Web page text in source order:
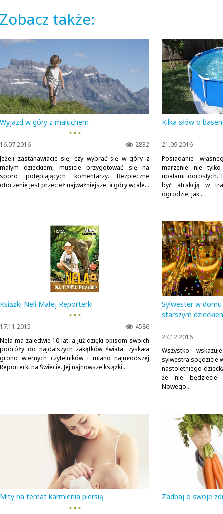
Zobacz także:
Wyjazd w góry z maluchem
▪ ▪ ▪
2832
16.07.2016
Jeżeli zastanawiacie się, czy wybrać się w góry z
małym dzieckiem, musicie przygotować się na
sporo potępiających komentarzy. Bezpieczne
otoczenie jest przecież najważniejsze, a góry wcale...
Kilka słów o
21.09.2016
Posiadanie
marzenie nie
upałami
być atrakcją w
ogrodzie, jak...
Książki Neli Małej Reporterki
▪ ▪ ▪
4586
17.11.2015
Nela ma zaledwie 10 lat, a już dzięki opisom swoich
podróży do najdalszych zakątków świata, zyskała
grono wiernych czytelników i miano najmłodszej
Reporterki na Świecie. Jej najnowsze książki...
Sylwester w
starszym
27.12.2016
Wszystko
sylwestra spędzicie
nastoletniego
że nie będziecie
Nowego...
Mity na temat karmienia piersią
▪ ▪ ▪
Zadbaj o swoje